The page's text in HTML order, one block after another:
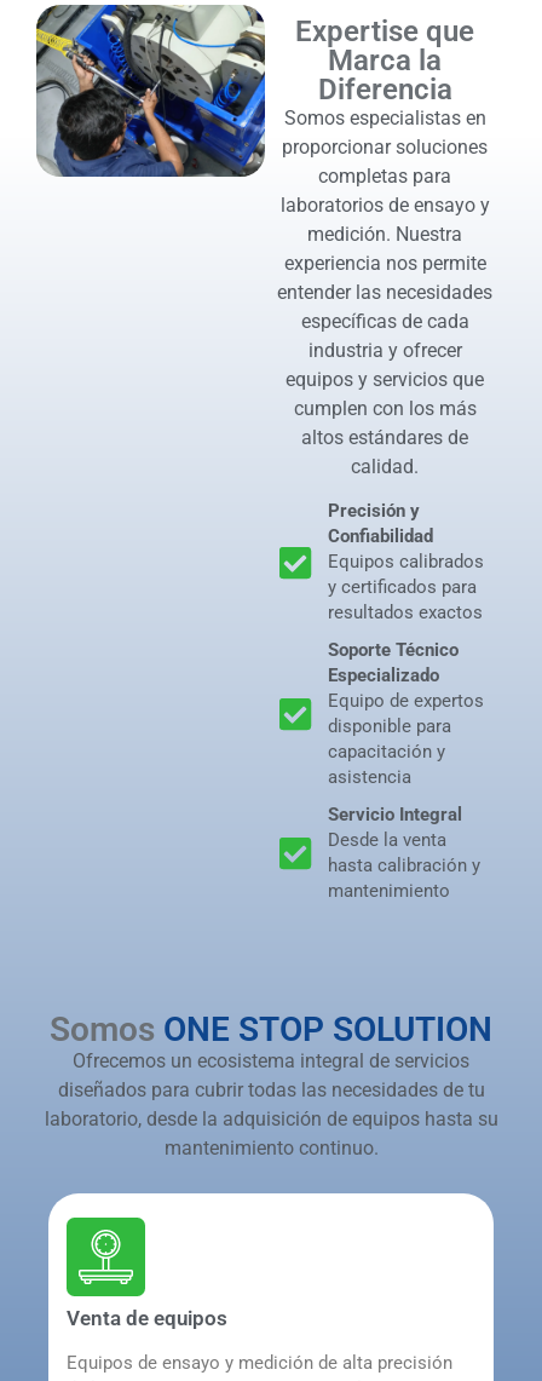
Expertise que
Marca la
Diferencia
Somos especialistas en
proporcionar soluciones
completas para
laboratorios de ensayo y
medición. Nuestra
experiencia nos permite
entender las necesidades
específicas de cada
industria y ofrecer
equipos y servicios que
cumplen con los más
altos estándares de
calidad.
Precisión y
Confiabilidad
Equipos calibrados
y certificados para
resultados exactos
Soporte Técnico
Especializado
Equipo de expertos
disponible para
capacitación y
asistencia
Servicio Integral
Desde la venta
hasta calibración y
mantenimiento
Somos ONE STOP SOLUTION
Ofrecemos un ecosistema integral de servicios
diseñados para cubrir todas las necesidades de tu
laboratorio, desde la adquisición de equipos hasta su
mantenimiento continuo.
Venta de equipos
Equipos de ensayo y medición de alta precisión